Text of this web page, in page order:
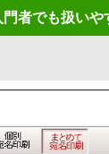
者でも扱い